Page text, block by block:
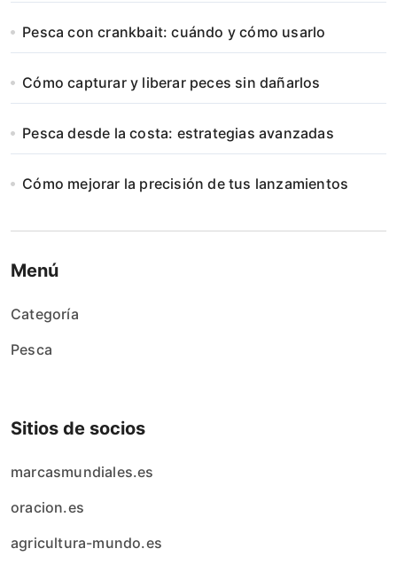
Pesca con crankbait: cuándo y cómo usarlo
Cómo capturar y liberar peces sin dañarlos
Pesca desde la costa: estrategias avanzadas
Cómo mejorar la precisión de tus lanzamientos
Menú
Categoría
Pesca
Sitios de socios
marcasmundiales.es
oracion.es
agricultura-mundo.es